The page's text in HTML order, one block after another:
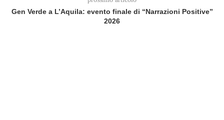
Gen Verde a L’Aquila: evento finale di “Narrazioni Positive”
2026